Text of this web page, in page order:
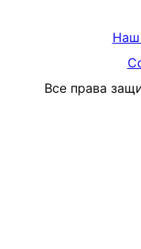
Наш
Все права